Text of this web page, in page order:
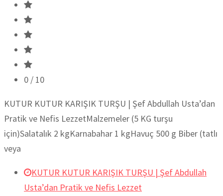
0 / 10
KUTUR KUTUR KARIŞIK TURŞU | Şef Abdullah Usta’dan
Pratik ve Nefis LezzetMalzemeler (5 KG turşu
için)Salatalık 2 kgKarnabahar 1 kgHavuç 500 g Biber (tatlı
veya
KUTUR KUTUR KARIŞIK TURŞU | Şef Abdullah
Usta’dan Pratik ve Nefis Lezzet